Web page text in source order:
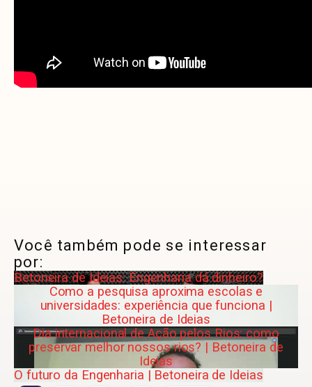
Você também pode se interessar
por:
Betoneira de Ideias: Engenharia dá dinheiro?
Como a pesquisa aproxima escolas e
universidades: experiência que funciona |
Betoneira de Ideias
Dia internacional de Ação pelos Rios: como
preservar melhor nossos rios? | Betoneira de
Ideias
O futuro da Engenharia | Betoneira de Ideias